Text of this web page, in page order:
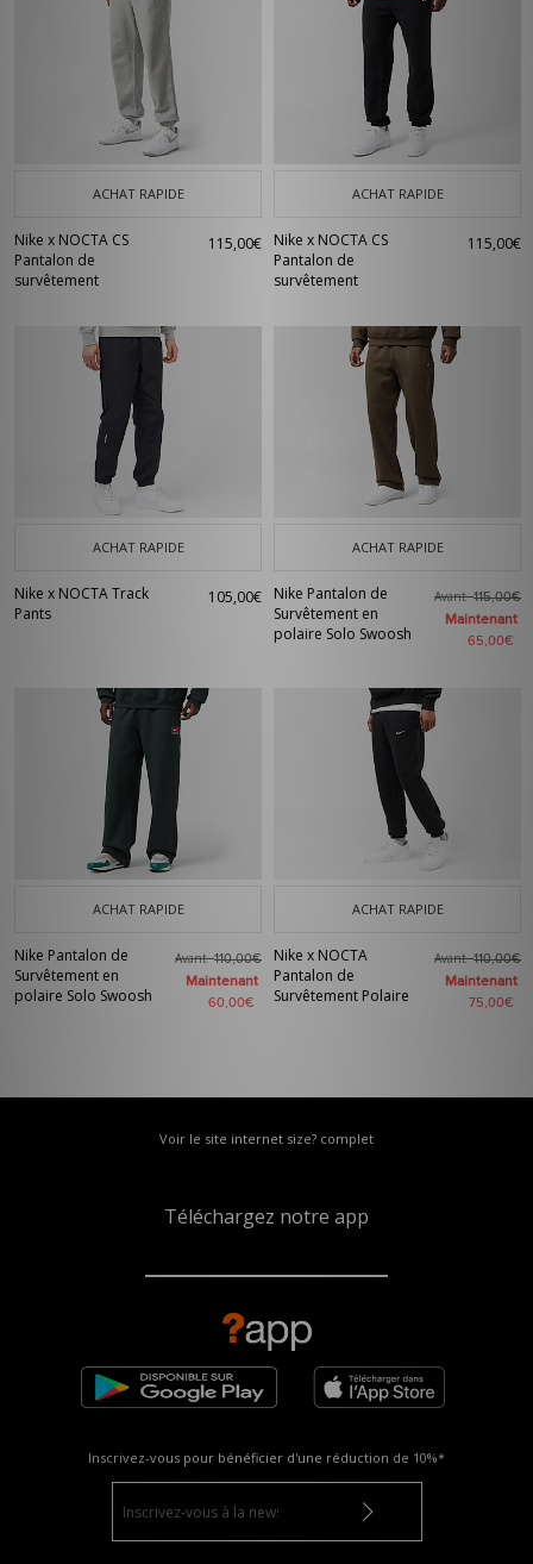
ACHAT RAPIDE
Nike x NOCTA CS
Pantalon de
survêtement
115,00€
ACHAT RAPIDE
Nike x NOCTA CS
Pantalon de
survêtement
115,00€
ACHAT RAPIDE
Nike x NOCTA Track
Pants
105,00€
ACHAT RAPIDE
Nike Pantalon de
Survêtement en
polaire Solo Swoosh
Avant115,00€
Maintenant
65,00€
ACHAT RAPIDE
Nike Pantalon de
Survêtement en
polaire Solo Swoosh
Avant110,00€
Maintenant
60,00€
ACHAT RAPIDE
Nike x NOCTA
Pantalon de
Survêtement Polaire
Avant110,00€
Maintenant
75,00€
Voir le site internet size? complet
Téléchargez notre app
Inscrivez-vous pour bénéficier d'une réduction de 10%*